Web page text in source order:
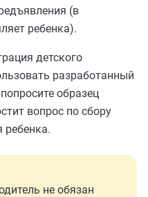
(в
ребенка).
детского
разработанный
опросите образец
вопрос по сбору
не обязан